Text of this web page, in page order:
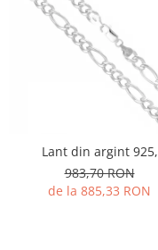
Lant din argint 925,
983,70 RON
de la 885,33 RON